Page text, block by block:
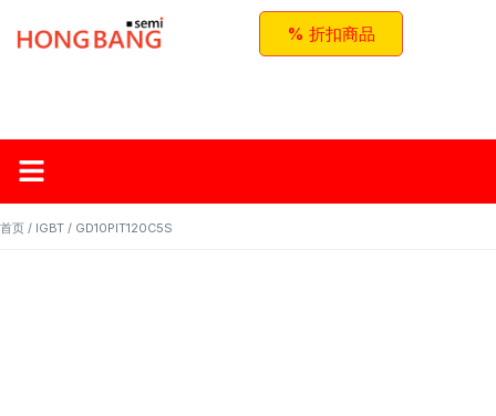
% 折扣商品
首页 / IGBT / GD10PIT120C5S